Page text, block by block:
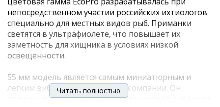
непосредственном участии российских ихтиологов
специально для местных видов рыб. Приманки
светятся в ультрафиолете, что повышает их
заметность для хищника в условиях низкой
освещенности.
55 мм модель является самым миниатюрным и
легким вибом в ассортименте компании. Он
отлично подойдет для самой деликатной рыбалки в
Читать полностью